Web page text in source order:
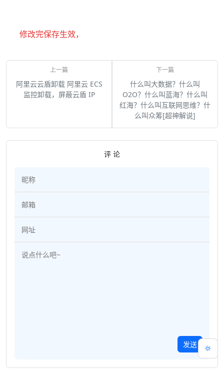
修改完保存生效，
阿里云云盾卸载 阿里云 ECS
监控卸载，屏蔽云盾 IP
什么叫大数据？什么叫
O2O？什么叫蓝海？什么叫
红海？什么叫互联网思维？什
么叫众筹[超神解说]
评 论
发送